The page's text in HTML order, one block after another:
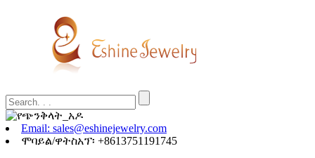
Email: sales@eshinejewelry.com
ሞባይል/ዋትስአፕ፡ +8613751191745